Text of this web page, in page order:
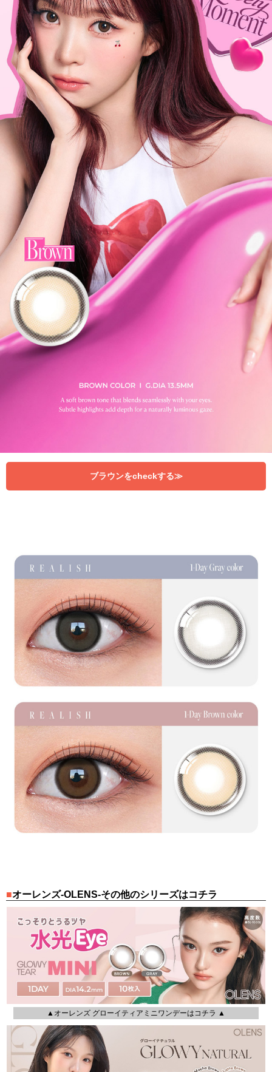
ブラウンをcheckする≫
オーレンズ-OLENS-その他のシリーズはコチラ
▲オーレンズ グローイティアミニワンデーはコチラ ▲